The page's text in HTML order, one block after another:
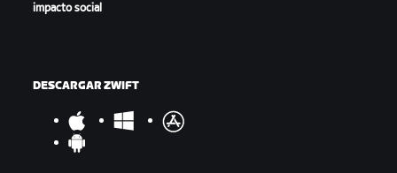
impacto social
DESCARGAR ZWIFT